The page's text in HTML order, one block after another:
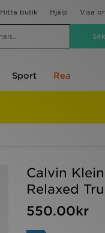
Hitta butik Hjälp Visa
Sport Rea
Calvin
Relaxed
550.00kr